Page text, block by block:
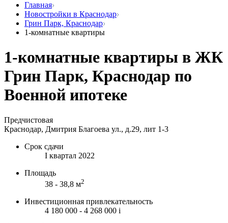
Главная
Новостройки в Краснодар
Грин Парк, Краснодар
1-комнатные квартиры
1-комнатные квартиры в ЖК
Грин Парк, Краснодар по
Военной ипотеке
Предчистовая
Краснодар, Дмитрия Благоева ул., д.29, лит 1-3
Срок сдачи
I квартал 2022
Площадь
38 - 38,8 м2
Инвестиционная привлекательность
4 180 000 - 4 268 000 i